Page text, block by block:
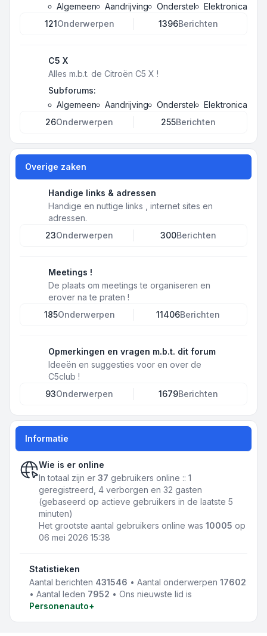
Algemeen
Aandrijving Onderstel
Elektronica
121Onderwerpen 1396Berichten
C5 X
Alles m.b.t. de Citroën C5 X !
Subforums:
Algemeen
Aandrijving Onderstel
Elektronica
26Onderwerpen 255Berichten
Overige zaken
Handige links & adressen
Handige en nuttige links , internet sites en
adressen.
23Onderwerpen 300Berichten
Meetings !
De plaats om meetings te organiseren en
erover na te praten !
185Onderwerpen 11406Berichten
Opmerkingen en vragen m.b.t. dit forum
Ideeën en suggesties voor en over de
C5club !
93Onderwerpen 1679Berichten
Informatie
Wie is er online
In totaal zijn er 37 gebruikers online :: 1
geregistreerd, 4 verborgen en 32 gasten
(gebaseerd op actieve gebruikers in de laatste 5
minuten)
Het grootste aantal gebruikers online was 10005 op
06 mei 2026 15:38
Statistieken
Aantal berichten 431546 • Aantal onderwerpen 17602
• Aantal leden 7952 • Ons nieuwste lid is
Personenauto+